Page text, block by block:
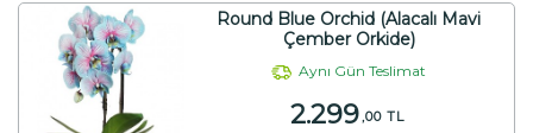
Round Blue Orchid (Alacalı Mavi
Çember Orkide)
Aynı Gün Teslimat
2.299,00 TL